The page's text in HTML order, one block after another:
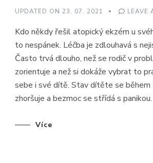
UPDATED ON 23. 07. 2021 LEAVE
Kdo někdy řešil atopický ekzém u
to nespánek. Léčba je zdlouhavá s
Často trvá dlouho, než se rodič v
zorientuje a než si dokáže vybrat to
sebe i své dítě. Stav dítěte se během
zhoršuje a bezmoc se střídá s
Více